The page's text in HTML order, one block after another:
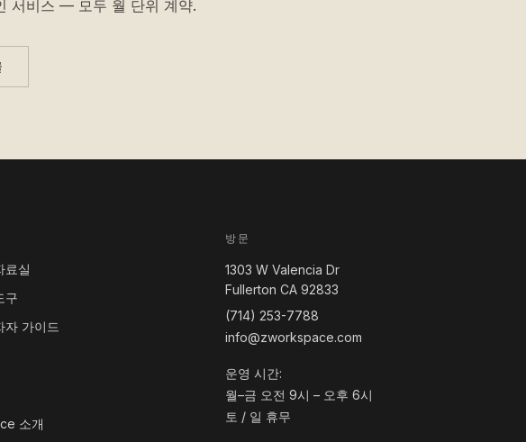
서비스 — 모두 월 단위 계약.
료실
구
자 가이드
소개
방문
1303 W Valencia Dr
Fullerton CA 92833
(714) 253-7788
info@zworkspace.com
운영 시간:
월–금 오전 9시 – 오후 6시
토 / 일 휴무